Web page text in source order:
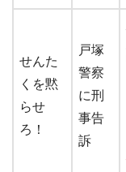
せんた
くを黙
らせ
ろ！
戸塚
警察
に刑
事告
訴